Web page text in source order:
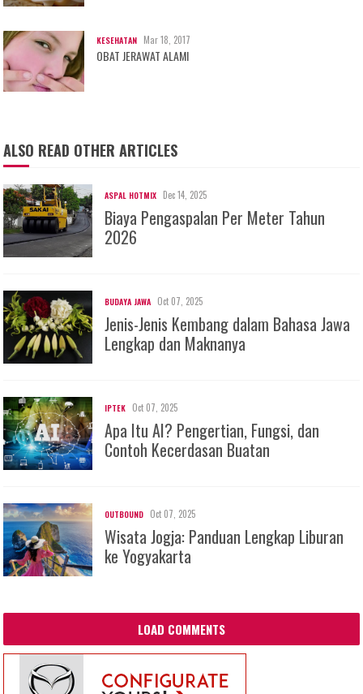
KESEHATAN Mar 18, 2017
OBAT JERAWAT ALAMI
ALSO READ OTHER ARTICLES
ASPAL HOTMIX Dec 14, 2025
Biaya Pengaspalan Per Meter Tahun
2026
BUDAYA JAWA Oct 07, 2025
Jenis-Jenis Kembang dalam Bahasa Jawa
Lengkap dan Maknanya
IPTEK Oct 07, 2025
Apa Itu AI? Pengertian, Fungsi, dan
Contoh Kecerdasan Buatan
OUTBOUND Oct 07, 2025
Wisata Jogja: Panduan Lengkap Liburan
ke Yogyakarta
LOAD COMMENTS